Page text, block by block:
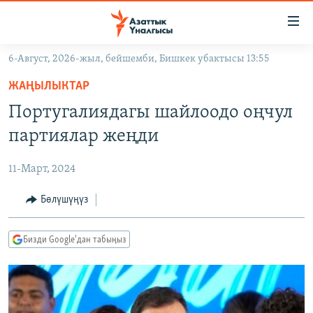
Навигацияга
өтүңүз
Издөөгө
салыңызКЫРГЫЗСТАН
ЭКОНОМИКА
МАДАНИЯТ
ДҮЙНӨ
БОРБОР АЗИЯ
УКРАИНА
АТАЙЫН ИЛИКТӨӨ
ТВ ПРОГРАММАЛАР
ЭКСПЕРТТЕР ТАЛДАЙТ
БИЗ ЖАНА ДҮЙНӨ
ДАНИСТЕ
ӨЗГӨЧӨ ПИКИР
Русский
6-Август, 2026-жыл, бейшемби, Бишкек убактысы 13:55
ЖАҢЫЛЫКТАР
Португалиядагы шайлоодо оңчул
партиялар жеңди
11-Март, 2024
Бөлүшүңүз
Бизди Google'дан табыңыз